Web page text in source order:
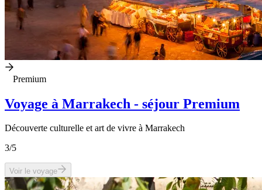
Premium
Voyage à Marrakech - séjour Premium
Découverte culturelle et art de vivre à Marrakech
3/5
Voir le voyage